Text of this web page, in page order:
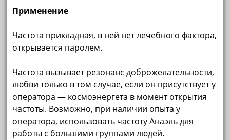
Применение
Частота прикладная, в ней нет лечебного фактора,
открывается паролем.
Частота вызывает резонанс доброжелательности,
любви только в том случае, если он присутствует у
оператора — космоэнергета в момент открытия
частоты. Возможно, при наличии опыта у
оператора, использовать частоту Анаэль для
работы с большими группами людей.